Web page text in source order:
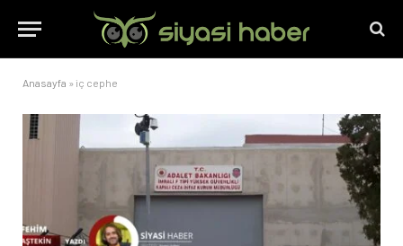
Anasayfa » iç cephe